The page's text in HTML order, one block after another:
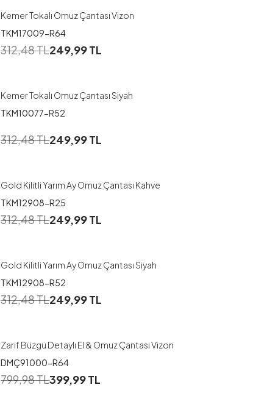
Kemer Tokalı Omuz Çantası Vizon
TKM17009-R64
312,48TL249,99TL
Kemer Tokalı Omuz Çantası Siyah
TKM10077-R52
312,48TL249,99TL
Gold Kilitli Yarım Ay Omuz Çantası Kahve
TKM12908-R25
312,48TL249,99TL
Gold Kilitli Yarım Ay Omuz Çantası Siyah
TKM12908-R52
312,48TL249,99TL
Zarif Büzgü Detaylı El & Omuz Çantası Vizon
DMÇ91000-R64
799,98TL399,99TL